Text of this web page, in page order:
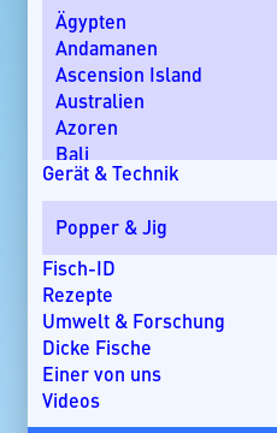
Ägypten
Andamanen
Ascension Island
Australien
Azoren
Bali
Bom Bom Island
Costa Rica
Dänemark
Dominikanische Republik
Ebro-Delta
England
Florida
Griechenland
Guatemala
Irland
Gerät & Technik
Popper & Jig
Fisch-ID
Rezepte
Umwelt & Forschung
Dicke Fische
Einer von uns
Videos